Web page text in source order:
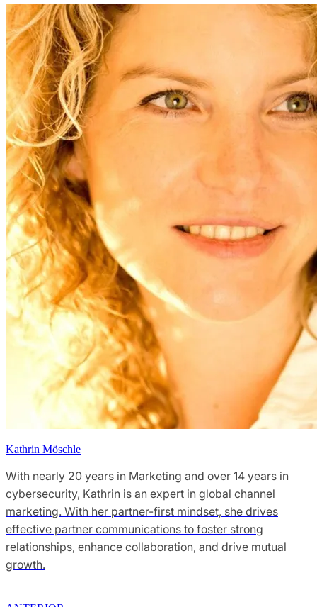
Kathrin Möschle
With nearly 20 years in Marketing and over 14 years in
cybersecurity, Kathrin is an expert in global channel
marketing. With her partner-first mindset, she drives
effective partner communications to foster strong
relationships, enhance collaboration, and drive mutual
growth.